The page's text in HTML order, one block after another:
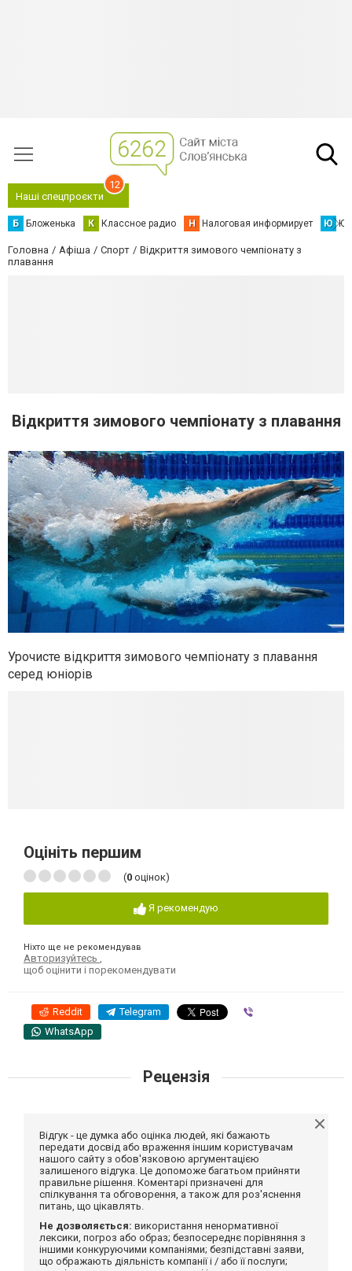
Наші спецпроєкти
12
Б Бложенька К Классное радио Н Налоговая информирует Ю
Головна Афіша Спорт
Відкриття зимового чемпіонату з
плавання
Відкриття зимового чемпіонату з плавання
Урочисте відкриття зимового чемпіонату з плавання
серед юніорів
Оцініть першим
(0 оцінок)
Я рекомендую
Ніхто ще не рекомендував
Авторизуйтесь
щоб оцінити і порекомендувати
Reddit Telegram
WhatsApp
Рецензія
Відгук - це думка або оцінка людей, які бажають
передати досвід або враження іншим користувачам
нашого сайту з обов'язковою аргументацією
залишеного відгука. Це допоможе багатьом прийняти
правильне рішення. Коментарі призначені для
спілкування та обговорення, а також для роз'яснення
питань, що цікавлять.
Не дозволяється: використання ненормативної
лексики, погроз або образ; безпосереднє порівняння з
іншими конкуруючими компаніями; безпідставні заяви,
що ображають діяльність компанії і / або її послуги;